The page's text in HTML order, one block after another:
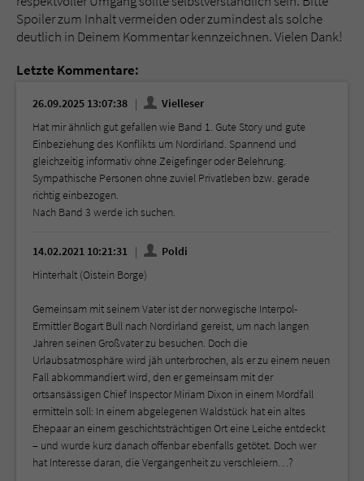
Spoiler zum Inhalt vermeiden oder zumindest als solche
deutlich in Deinem Kommentar kennzeichnen. Vielen Dank!
Letzte Kommentare:
26.09.2025 13:07:38
Vielleser
Hat mir ähnlich gut gefallen wie Band 1. Gute Story und gute
Einbeziehung des Konflikts um Nordirland. Spannend und
gleichzeitig informativ ohne Zeigefinger oder Belehrung.
Sympathische Personen ohne zuviel Privatleben bzw. gerade
richtig einbezogen.
Nach Band 3 werde ich suchen.
14.02.2021 10:21:31
Poldi
Hinterhalt (Oistein Borge)
Gemeinsam mit seinem Vater ist der norwegische Interpol-
Ermittler Bogart Bull nach Nordirland gereist, um nach langen
Jahren seinen Großvater zu besuchen. Doch die
Urlaubsatmosphäre wird jäh unterbrochen, als er zu einem neuen
Fall abkommandiert wird, den er gemeinsam mit der
ortsansässigen Chief Inspector Miriam Dixon in einem Mordfall
ermitteln soll: In einem abgelegenen Waldstück hat ein altes
Ehepaar an einem geschichtsträchtigen Ort eine Leiche entdeckt
– und wurde kurz danach offenbar ebenfalls getötet. Doch wer
hat Interesse daran, die Vergangenheit zu verschleiern…?